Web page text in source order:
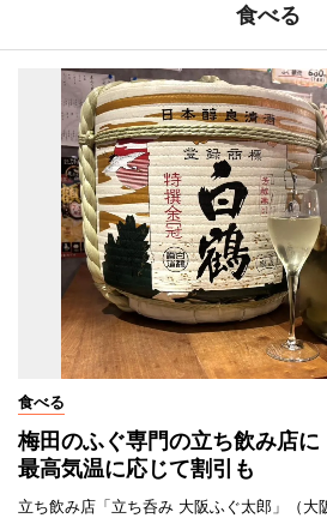
食べる
食べる
梅田のふぐ専門の立ち飲み店
最高気温に応じて割引も
立ち飲み店「立ち呑み 大阪ふぐ太郎」（大